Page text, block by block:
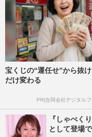
宝くじの“運任せ”から抜
だけ変わる
PR(合同会社デジタル
『しゃべく
として登場